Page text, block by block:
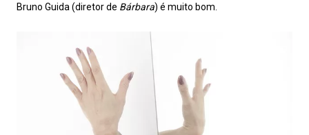
Bruno Guida (diretor de Bárbara) é muito bom.